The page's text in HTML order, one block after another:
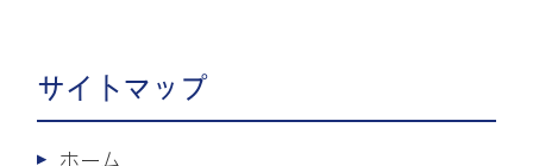
サイトマップ
ホーム